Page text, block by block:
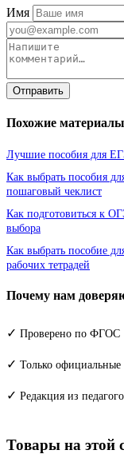
Имя
Отправить
Похожие материалы
Лучшие пособия для
Как выбрать пособия
пошаговый чеклист
Как подготовиться к
выбора
Как выбрать пособие
рабочих тетрадей
Почему нам
✓ Проверено по ФГОС
✓ Только официальные
✓ Редакция из
Товары на этой